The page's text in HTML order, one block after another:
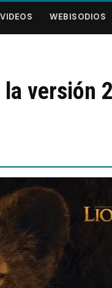
VIDEOS WEBISODIOS
versión